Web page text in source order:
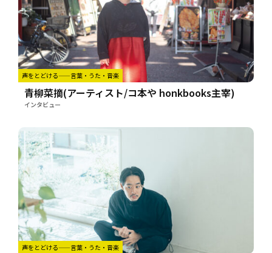
声をとどける——言葉・うた・音楽
青柳菜摘(アーティスト/コ本や honkbooks主宰)
インタビュー
声をとどける——言葉・うた・音楽